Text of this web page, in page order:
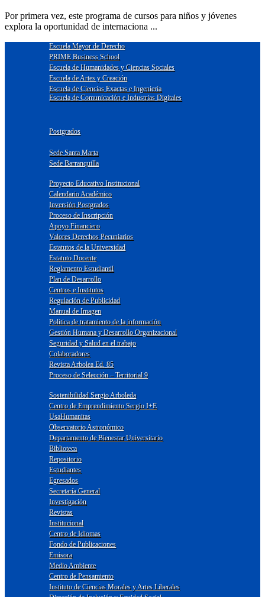
Por primera vez, este programa de cursos para niños y jóvenes
explora la oportunidad de internaciona ...
Escuela Mayor de Derecho
PRIME Business School
Escuela de Humanidades y Ciencias Sociales
Escuela de Artes y Creación
Escuela de Ciencias Exactas e Ingeniería
Escuela de Comunicación e Industrias Digitales
Postgrados
Sede Santa Marta
Sede Barranquilla
Proyecto Educativo Institucional
Calendario Académico
Inversión Postgrados
Proceso de Inscripción
Apoyo Financiero
Valores Derechos Pecuniarios
Estatutos de la Universidad
Estatuto Docente
Reglamento Estudiantil
Plan de Desarrollo
Centros e Institutos
Regulación de Publicidad
Manual de Imagen
Política de tratamiento de la información
Gestión Humana y Desarrollo Organizacional
Seguridad y Salud en el trabajo
Colaboradores
Revista Arbolea Ed. 85
Proceso de Selección – Territorial 9
Sostenibilidad Sergio Arboleda
Centro de Emprendimiento Sergio I+E
UsaHumanitas
Observatorio Astronómico
Departamento de Bienestar Universitario
Biblioteca
Repositorio
Estudiantes
Egresados
Secretaría General
Investigación
Revistas
Institucional
Centro de Idiomas
Fondo de Publicaciones
Emisora
Medio Ambiente
Centro de Pensamiento
Instituto de Ciencias Morales y Artes Liberales